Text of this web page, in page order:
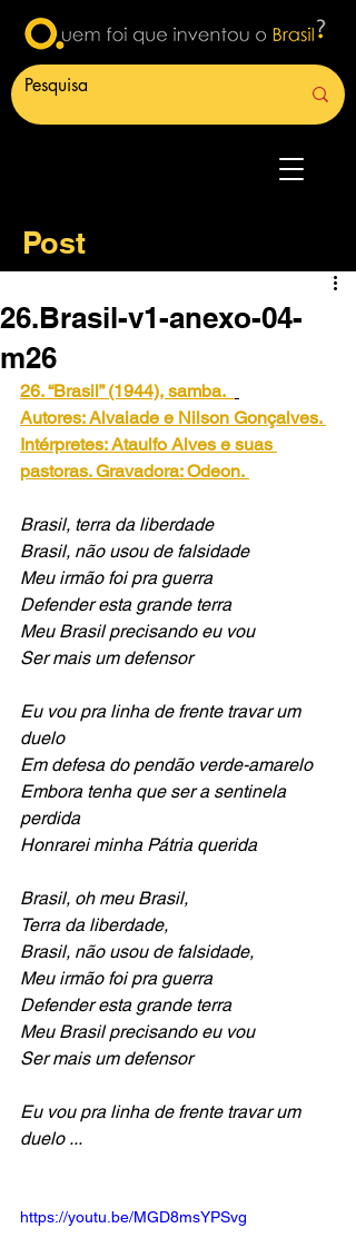
Post
26.Brasil-v1-anexo-04-
m26
26. “Brasil” (1944), samba.
Autores: Alvaiade e Nilson Gonçalves.
Intérpretes: Ataulfo Alves e suas
pastoras. Gravadora: Odeon.
Brasil, terra da liberdade
Brasil, não usou de falsidade
Meu irmão foi pra guerra
Defender esta grande terra
Meu Brasil precisando eu vou
Ser mais um defensor
Eu vou pra linha de frente travar um
duelo
Em defesa do pendão verde-amarelo
Embora tenha que ser a sentinela
perdida
Honrarei minha Pátria querida
Brasil, oh meu Brasil,
Terra da liberdade,
Brasil, não usou de falsidade,
Meu irmão foi pra guerra
Defender esta grande terra
Meu Brasil precisando eu vou
Ser mais um defensor
Eu vou pra linha de frente travar um
duelo ...
https://youtu.be/MGD8msYPSvg